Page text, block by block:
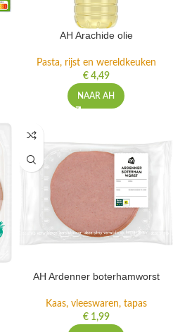
AH Arachide olie
Pasta, rijst en wereldkeuken
€4,49
NAAR AH
AH Ardenner boterhamworst
Kaas, vleeswaren, tapas
€1,99